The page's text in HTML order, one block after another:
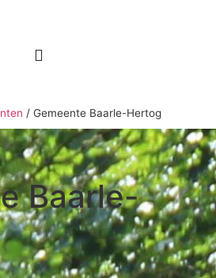
/ Gemeente Baarle-Hertog
Baarle-